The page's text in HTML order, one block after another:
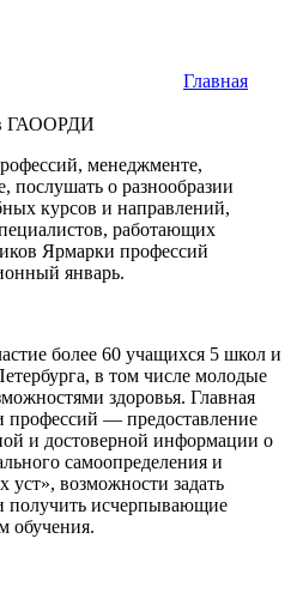
Главная
ГАООРДИ
менеджменте,
послушать о разнообразии
курсов и направлений,
работающих
Ярмарки профессий
январь.
более 60 учащихся 5 школ и
в том числе молодые
здоровья. Главная
профессий — предоставление
и достоверной информации о
самоопределения и
уст», возможности задать
получить исчерпывающие
обучения.